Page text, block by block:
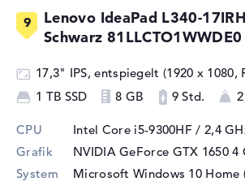
Lenovo IdeaPad L340-
Schwarz 81LLCTO1WWDE0
17,3" IPS, entspiegelt (1920 x 1080,
1 TB SSD
8 GB 9 Std.
CPU
Intel Core i5-9300HF / 2,4
Grafik
NVIDIA GeForce GTX 16504
System
Microsoft Windows 10 Home